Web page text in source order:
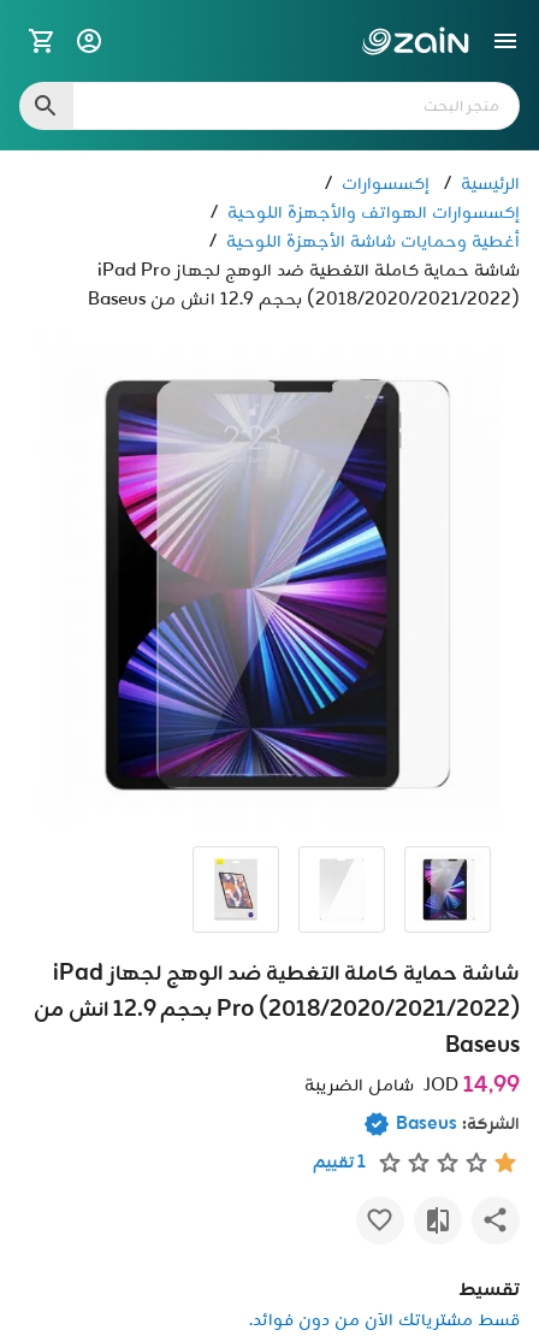
الرئيسية / إكسسوارات /
إكسسوارات الهواتف والأجهزة اللوحية /
أغطية وحمايات شاشة الأجهزة اللوحية /
شاشة حماية كاملة التغطية ضد الوهج لجهاز iPad Pro
(2018/2020/2021/2022) بحجم 12.9 انش من Baseus
شاشة حماية كاملة التغطية ضد الوهج لجهاز iPad
Pro (2018/2020/2021/2022) بحجم 12.9 انش من
Baseus
14٫99
شامل الضريبة
الشركة:Baseus
1 تقييم
تقسيط
قسط مشترياتك الآن من دون فوائد.